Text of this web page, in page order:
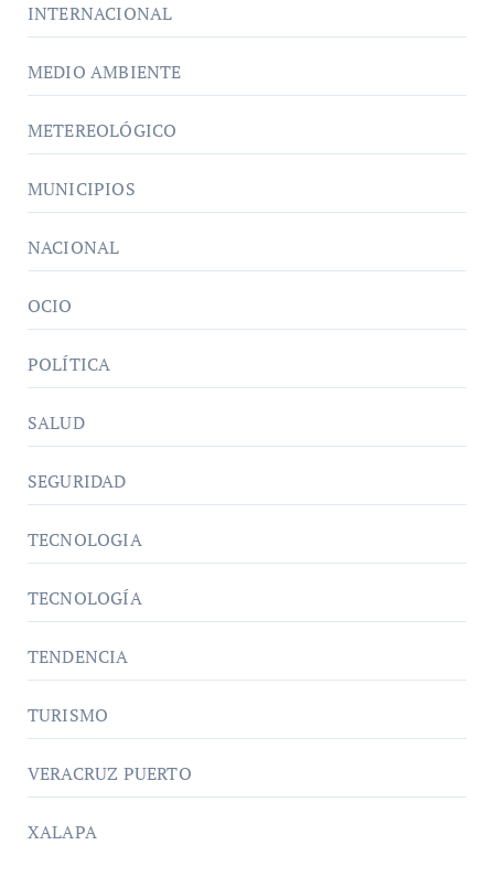
INTERNACIONAL
MEDIO AMBIENTE
METEREOLÓGICO
MUNICIPIOS
NACIONAL
OCIO
POLÍTICA
SALUD
SEGURIDAD
TECNOLOGIA
TECNOLOGÍA
TENDENCIA
TURISMO
VERACRUZ PUERTO
XALAPA